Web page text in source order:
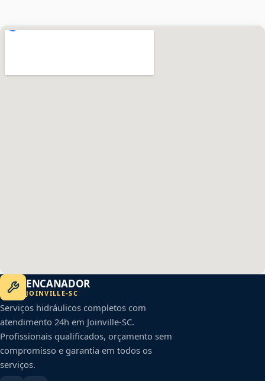
ENCANADOR
JOINVILLE-SC
Serviços hidráulicos completos com
atendimento 24h em Joinville-SC.
Profissionais qualificados, orçamento sem
compromisso e garantia em todos os
serviços.